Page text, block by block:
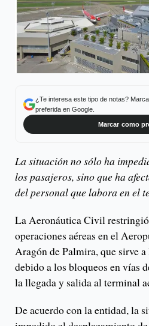
¿Te interesa este tipo de notas? Marca
preferida en Google.
Marcar como
La situación no sólo ha
los pasajeros, sino que ha
del personal que labora en el
La Aeronáutica Civil
operaciones aéreas en el
Aragón de Palmira, que sirve
debido a los bloqueos en vías
la llegada y salida al terminal
De acuerdo con la entidad, la